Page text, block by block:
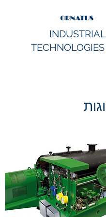
INDUSTRIAL